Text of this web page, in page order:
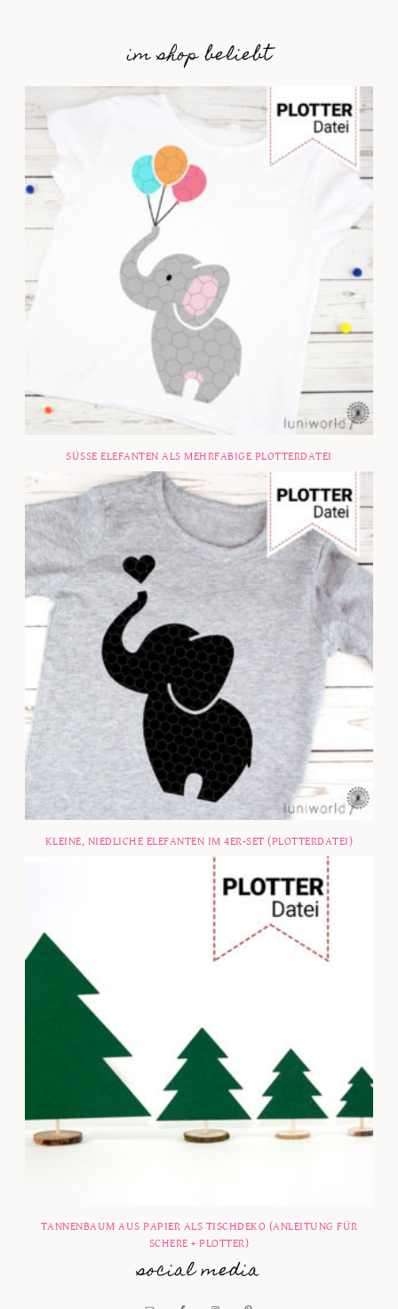
im shop beliebt
SÜSSE ELEFANTEN ALS MEHRFABIGE PLOTTERDATEI
KLEINE, NIEDLICHE ELEFANTEN IM 4ER-SET (PLOTTERDATEI)
TANNENBAUM AUS PAPIER ALS TISCHDEKO (ANLEITUNG FÜR
SCHERE + PLOTTER)
social media